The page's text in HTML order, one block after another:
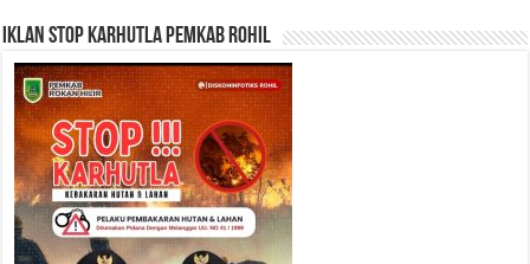
Iklan Stop Karhutla Pemkab Rohil